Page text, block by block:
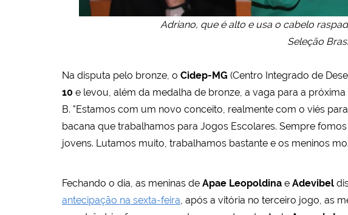
Adriano, que é alto e usa o cabelo
Seleção
Na disputa pelo bronze, o Cidep-MG (Centro Integrado de
10 e levou, além da medalha de bronze, a vaga para a
B. "Estamos com um novo conceito, realmente com o viés
bacana que trabalhamos para Jogos Escolares. Sempre
jovens. Lutamos muito, trabalhamos bastante e os meninos
Fechando o dia, as meninas de Apae Leopoldina e Adevibel
antecipação na sexta-feira, após a vitória no terceiro jogo, as